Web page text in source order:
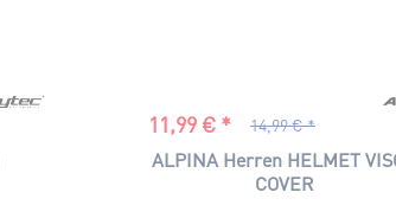
56
57
ALPINA Herren HELMET
COVER
14,99 € *
11,99 € *